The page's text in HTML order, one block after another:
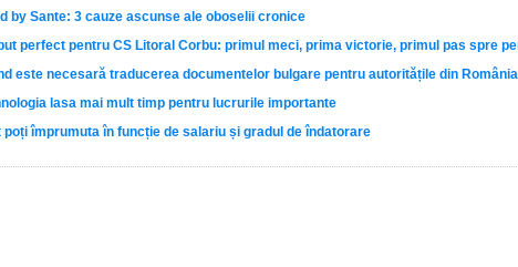
by Sante: 3 cauze ascunse ale oboselii cronice
perfect pentru CS Litoral Corbu: primul meci, prima victorie, primul pas spre
este necesară traducerea documentelor bulgare pentru autoritățile din România
lasa mai mult timp pentru lucrurile importante
poți împrumuta în funcție de salariu și gradul de îndatorare